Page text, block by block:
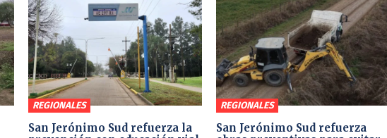
REGIONALES
San Jerónimo Sud refuerza la
REGIONALES
San Jerónimo Sud refuerza